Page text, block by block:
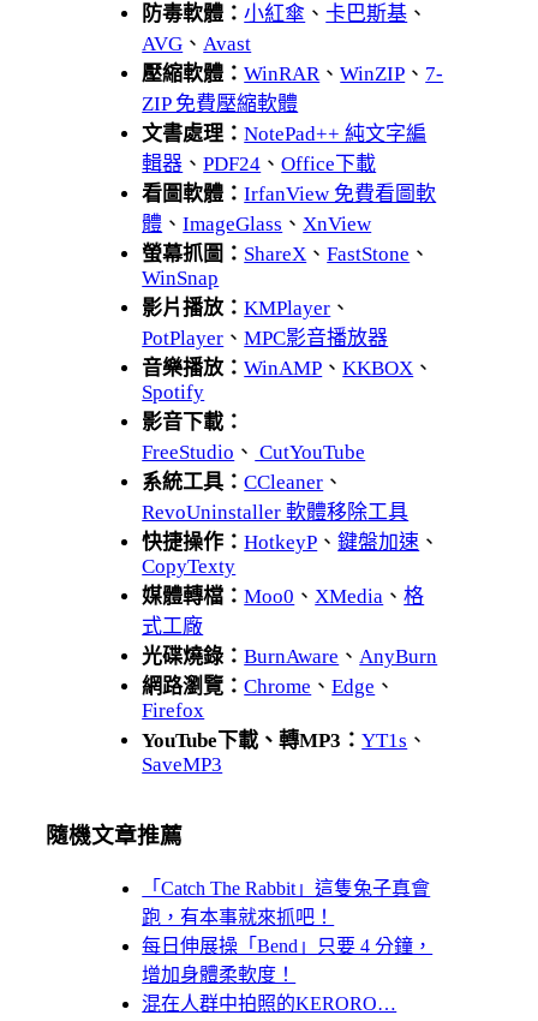
防毒軟體：小紅傘 、卡巴斯基 、
AVG 、 Avast
壓縮軟體：WinRAR 、WinZIP 、 7-
ZIP 免費壓縮軟體
文書處理：NotePad++ 純文字編
輯器 、PDF24 、Office下載
看圖軟體：IrfanView 免費看圖軟
體 、ImageGlass 、 XnView
螢幕抓圖： ShareX 、FastStone 、
WinSnap
影片播放：KMPlayer 、
PotPlayer 、MPC影音播放器
音樂播放：WinAMP 、KKBOX 、
Spotify
影音下載：
FreeStudio 、 CutYouTube
系統工具：CCleaner 、
RevoUninstaller 軟體移除工具
快捷操作：HotkeyP 、鍵盤加速 、
CopyTexty
媒體轉檔：Moo0 、 XMedia 、格
式工廠
光碟燒錄：BurnAware 、 AnyBurn
網路瀏覽：Chrome 、Edge 、
Firefox
YouTube下載、轉MP3：YT1s 、
SaveMP3
隨機文章推薦
「Catch The Rabbit」這隻兔子真會
跑，有本事就來抓吧！
每日伸展操「Bend」只要 4 分鐘，
增加身體柔軟度！
混在人群中拍照的KERORO…